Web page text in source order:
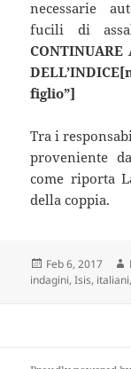
necessarie
fucili di
CONTINUARE
figlio”]
Tra i
proveniente
come riporta
della coppia.
Scritto
il
Feb 6, 2017
indagini,Isis, italiani